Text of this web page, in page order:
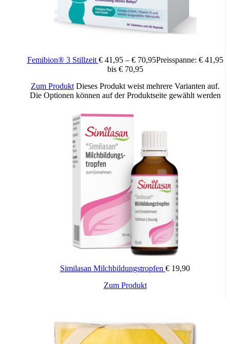
Femibion® 3 Stillzeit €41,95 – €70,95Preisspanne: € 41,95
bis € 70,95
Zum Produkt Dieses Produkt weist mehrere Varianten auf.
Die Optionen können auf der Produktseite gewählt werden
Similasan Milchbildungstropfen € 19,90
Zum Produkt